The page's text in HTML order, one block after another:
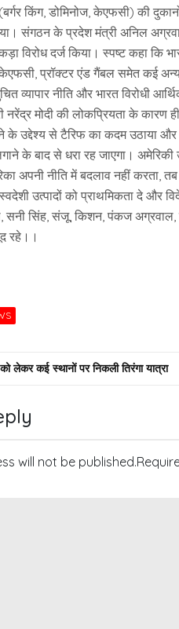
किंग, डोमिनोज, केएफसी) की
संगठन के प्रदेश मंत्री अनिल
विरोध दर्ज किया। स्पष्ट कहा कि
प्रॉक्टर एंड गैंबल समेत कई अन्य
व्यापार नीति और भारत विरोधी
नरेंद्र मोदी की लोकप्रियता के कारण
के उद्देश्य से टैरिफ का कदम उठाया
के बाद से धरा रह जाएगा। अमेरिकी
अपनी नीति में बदलाव नहीं करता,
उत्पादों को प्राथमिकता दे और
सनी सिंह, संजू, किशन, पंकज अग्रवाल,
रहे।।
लेकर कई स्थानों पर निकली तिरंगा यात्रा
will not be published.